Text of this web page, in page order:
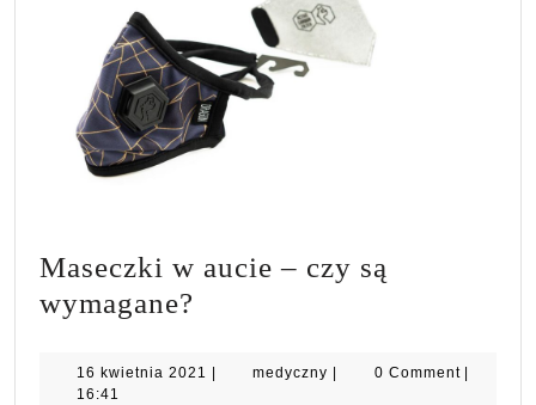
Maseczki w aucie – czy są
wymagane?
aucie
16 kwietnia 2021 16
medyczny medyczny0 Comment
16:41